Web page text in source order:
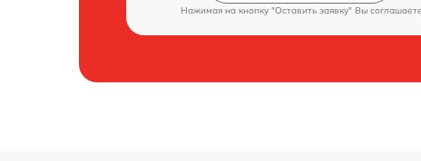
Нажимая на кнопку "Оставить заявку" Вы